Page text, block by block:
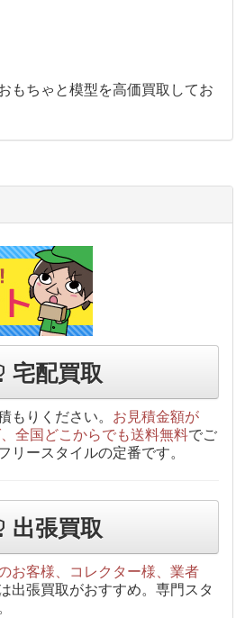
もちゃと模型を高価買取してお
宅配買取
もりください。 お見積金額が
全国どこからでも送料無料でご
リースタイルの定番です。
出張買取
お客様、コレクター様、業者
出張買取がおすすめ。専門スタ